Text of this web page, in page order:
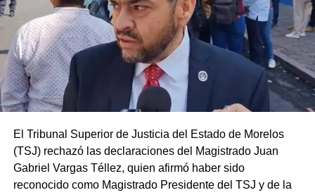
El Tribunal Superior de Justicia del Estado de Morelos
(TSJ) rechazó las declaraciones del Magistrado Juan
Gabriel Vargas Téllez, quien afirmó haber sido
reconocido como Magistrado Presidente del TSJ y de la